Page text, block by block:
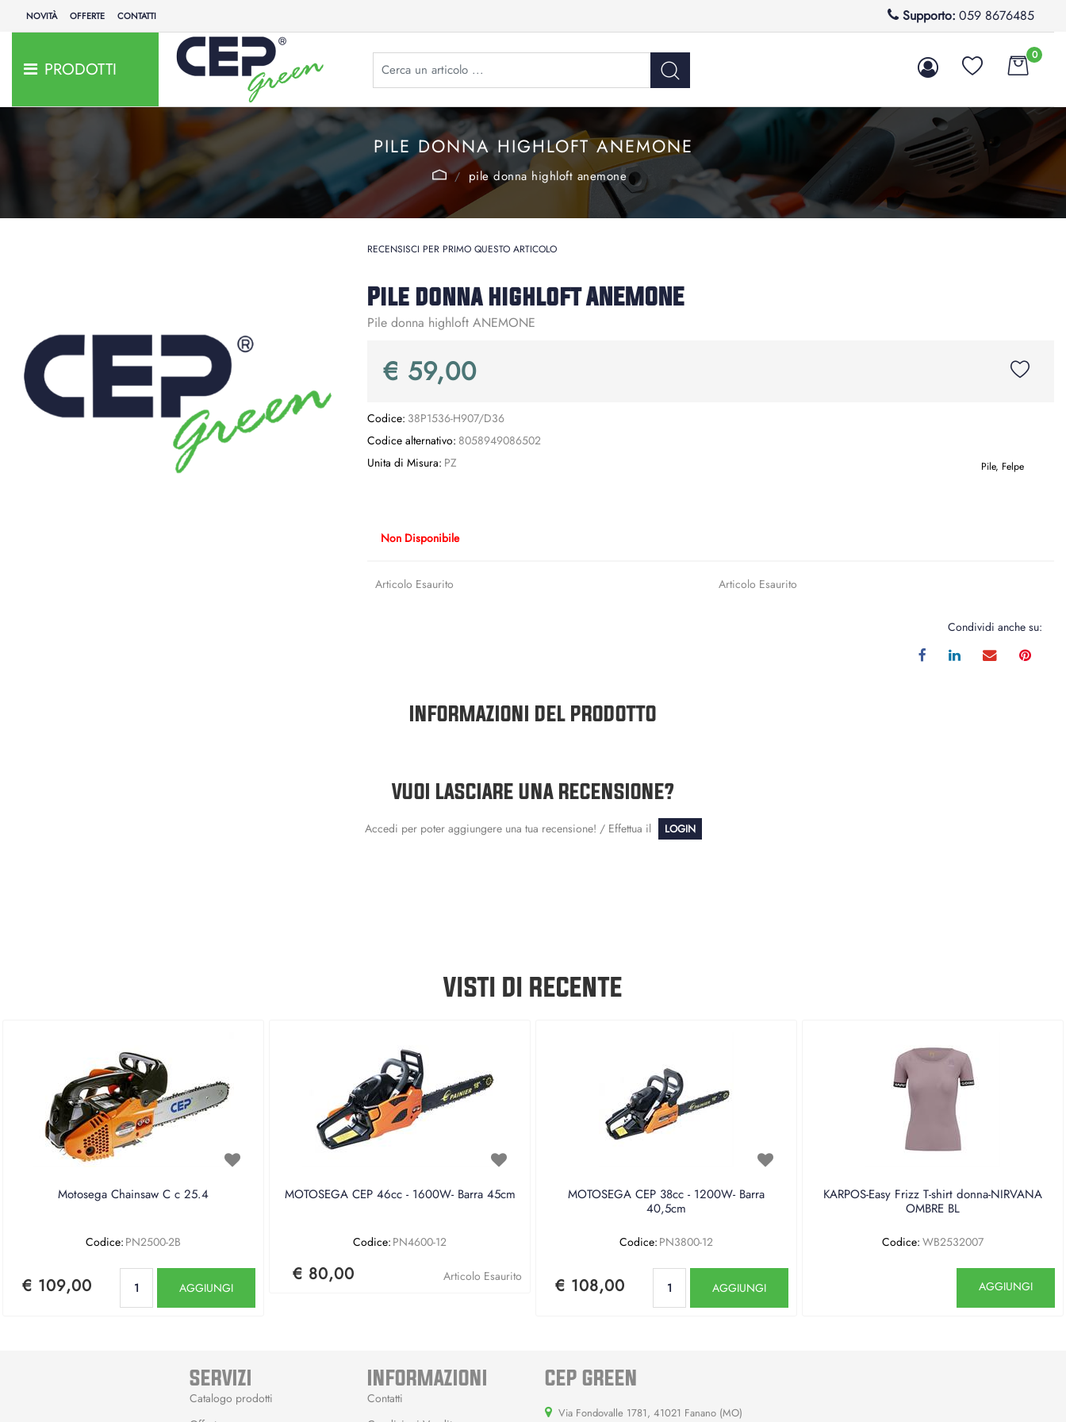
NOVITÀ OFFERTE CONTATTI Supporto: 059 8676485
PRODOTTI
0
PILE DONNA HIGHLOFT ANEMONE
pile donna highloft anemone
RECENSISCI PER PRIMO QUESTO ARTICOLO
Pile donna highloft ANEMONE
Pile donna highloft ANEMONE
€ 59,00
Codice: 38P1536-H907/D36
Codice alternativo: 8058949086502
Unita di Misura: PZ Pile, Felpe
Non Disponibile
Articolo Esaurito Articolo Esaurito
Condividi anche su:
INFORMAZIONI DEL PRODOTTO
VUOI LASCIARE UNA RECENSIONE?
Accedi per poter aggiungere una tua recensione! / Effettua il LOGIN
VISTI DI RECENTE
Motosega Chainsaw C c 25.4
Codice: PN2500-2B
€ 109,00 AGGIUNGI
MOTOSEGA CEP 46cc - 1600W- Barra 45cm
Codice: PN4600-12
€ 80,00 Articolo Esaurito
MOTOSEGA CEP 38cc - 1200W- Barra
40,5cm
Codice: PN3800-12
€ 108,00 AGGIUNGI
KARPOS-Easy Frizz T-shirt donna-NIRVANA
OMBRE BL
Codice: WB2532007
AGGIUNGI
SERVIZI
Catalogo prodotti
INFORMAZIONI
Contatti
CEP GREEN
Via Fondovalle 1781, 41021 Fanano (MO)